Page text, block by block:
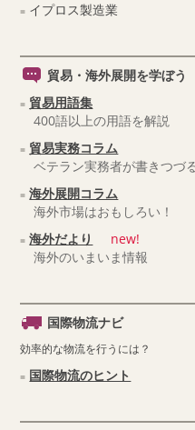
イプロス製造業
貿易・海外展開を学ぼう
貿易用語集
400語以上の用語を解説
貿易実務コラム
ベテラン実務者が書きつづ
海外展開コラム
海外市場はおもしろい！
海外だより
new!
海外のいまいま情報
国際物流ナビ
効率的な物流を行うには？
国際物流のヒント